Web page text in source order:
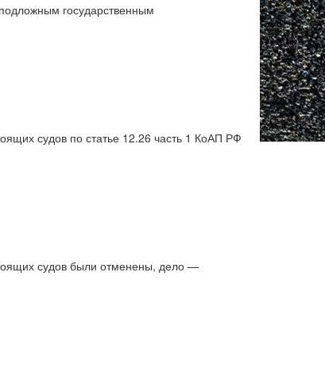
государственным
судов по статье 12.26 часть 1 КоАП РФ
судов были отменены, дело —